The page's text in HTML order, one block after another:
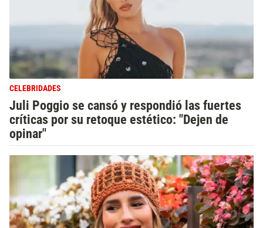
CELEBRIDADES
Juli Poggio se cansó y respondió las fuertes
críticas por su retoque estético: "Dejen de
opinar"